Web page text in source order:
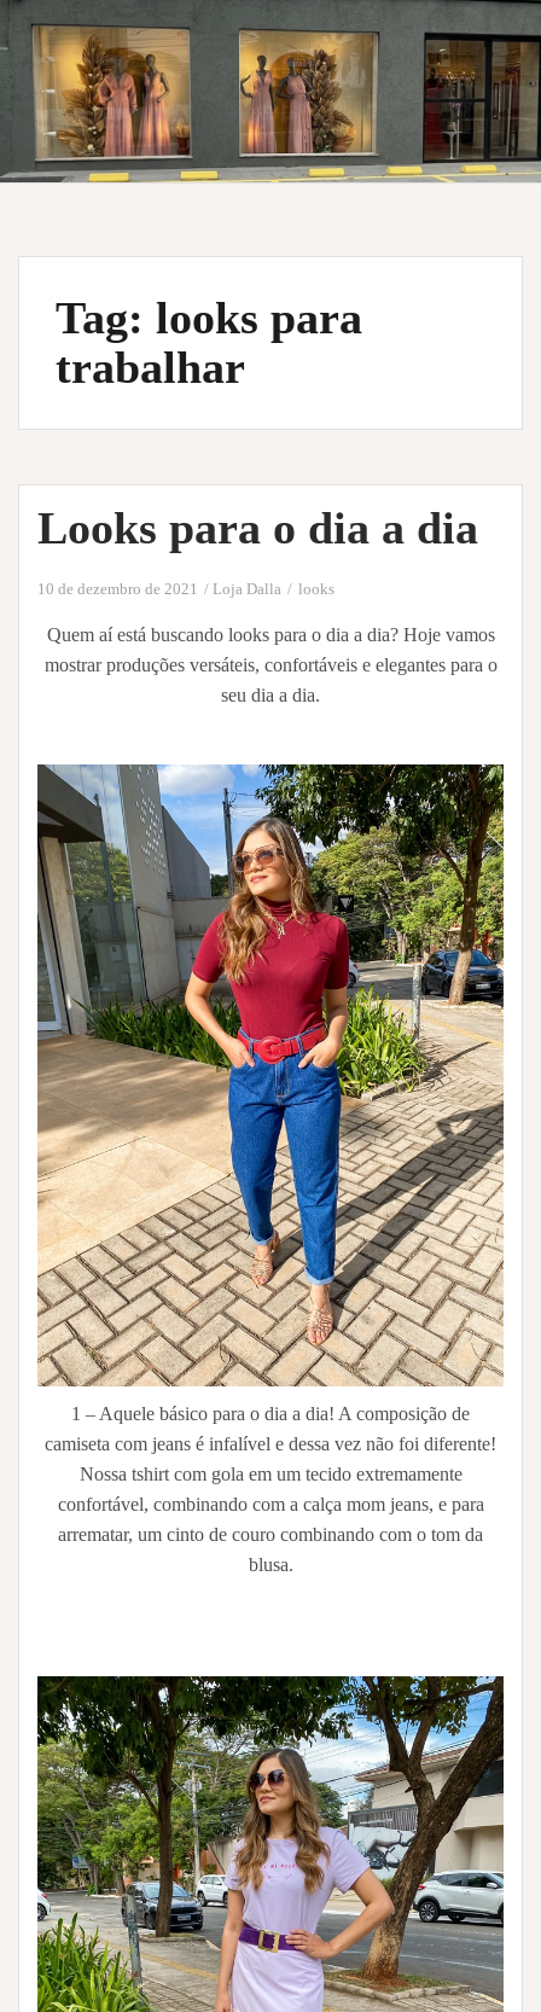
Tag: looks para
trabalhar
Looks para o dia a dia
10 de dezembro de 2021 Loja Dalla looks
Quem aí está buscando looks para o dia a dia? Hoje vamos
mostrar produções versáteis, confortáveis e elegantes para o
seu dia a dia.
1 – Aquele básico para o dia a dia! A composição de
camiseta com jeans é infalível e dessa vez não foi diferente!
Nossa tshirt com gola em um tecido extremamente
confortável, combinando com a calça mom jeans, e para
arrematar, um cinto de couro combinando com o tom da
blusa.